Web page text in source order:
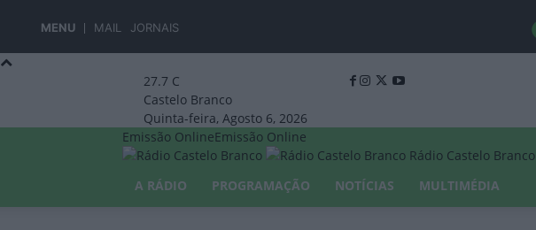
MENU MAIL JORNAIS
27.7 C
Castelo Branco
Quinta-feira, Agosto 6, 2026
Emissão OnlineEmissão Online
Rádio Castelo Branco
A RÁDIO
PROGRAMAÇÃO NOTÍCIAS MULTIMÉDIA